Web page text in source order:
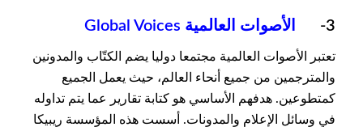
3- الأصوات العالمية Global Voices
تعتبر الأصوات العالمية مجتمعا دوليا يضم الكتّاب والمدونين
والمترجمين من جميع أنحاء العالم، حيث يعمل الجميع
كمتطوعين. هدفهم الأساسي هو كتابة تقارير عما يتم تداوله
في وسائل الإعلام والمدونات. أسست هذه المؤسسة ريبيكا